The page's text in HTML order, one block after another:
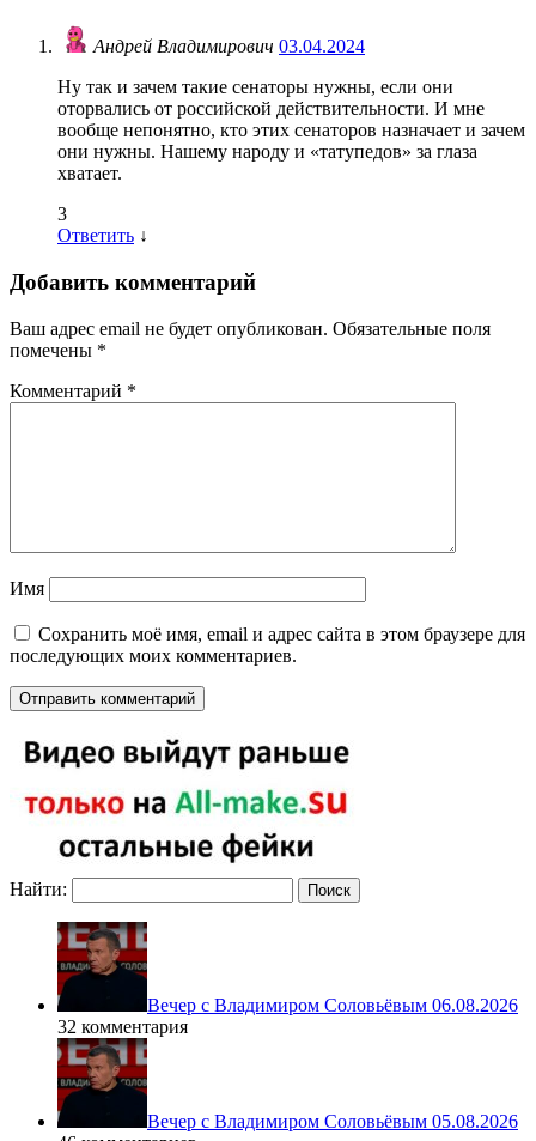
Андрей Владимирович 03.04.2024
Ну так и зачем такие сенаторы нужны, если они
оторвались от российской действительности. И мне
вообще непонятно, кто этих сенаторов назначает и зачем
они нужны. Нашему народу и «татупедов» за глаза
хватает.
3
Ответить ↓
Добавить комментарий
Ваш адрес email не будет опубликован. Обязательные поля
помечены *
Комментарий *
Имя
Сохранить моё имя, email и адрес сайта в этом браузере для
последующих моих комментариев.
Найти:
Вечер с Владимиром Соловьёвым 06.08.2026
32 комментария
Вечер с Владимиром Соловьёвым 05.08.2026